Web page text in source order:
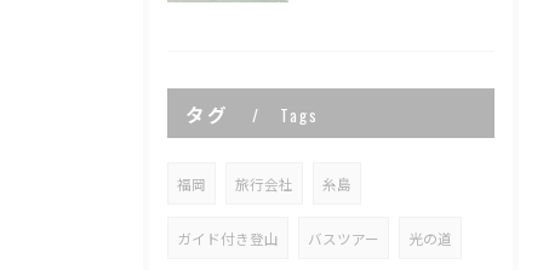
タグ Tags
福岡 旅行会社 糸島
ガイド付き登山 バスツアー 光の道